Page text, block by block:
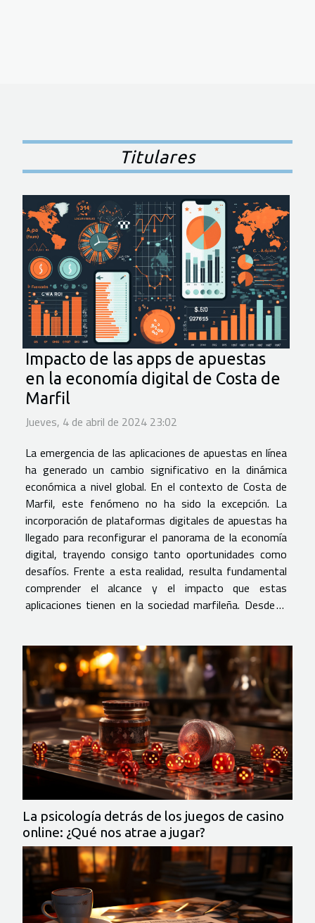
Titulares
Impacto de las apps de apuestas
en la economía digital de Costa de
Marfil
Jueves, 4 de abril de 2024 23:02
La emergencia de las aplicaciones de apuestas en línea
ha generado un cambio significativo en la dinámica
económica a nivel global. En el contexto de Costa de
Marfil, este fenómeno no ha sido la excepción. La
incorporación de plataformas digitales de apuestas ha
llegado para reconfigurar el panorama de la economía
digital, trayendo consigo tanto oportunidades como
desafíos. Frente a esta realidad, resulta fundamental
comprender el alcance y el impacto que estas
aplicaciones tienen en la sociedad marfileña. Desde la
La psicología detrás de los juegos de casino
online: ¿Qué nos atrae a jugar?